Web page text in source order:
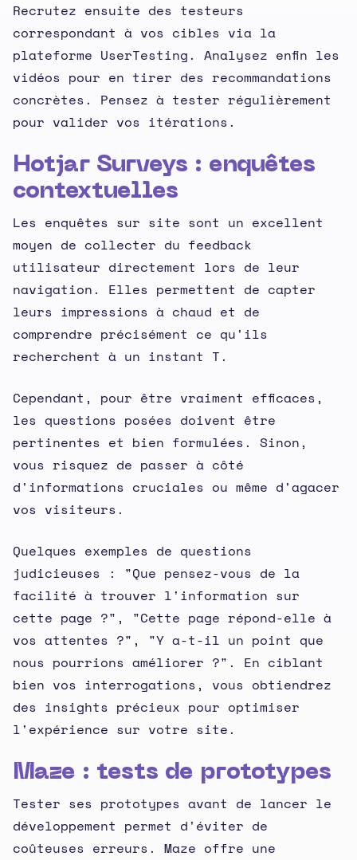
Recrutez ensuite des testeurs
correspondant à vos cibles via la
plateforme UserTesting. Analysez enfin les
vidéos pour en tirer des recommandations
concrètes. Pensez à tester régulièrement
pour valider vos itérations.
Hotjar Surveys : enquêtes
contextuelles
Les enquêtes sur site sont un excellent
moyen de collecter du feedback
utilisateur directement lors de leur
navigation. Elles permettent de capter
leurs impressions à chaud et de
comprendre précisément ce qu'ils
recherchent à un instant T.
Cependant, pour être vraiment efficaces,
les questions posées doivent être
pertinentes et bien formulées. Sinon,
vous risquez de passer à côté
d'informations cruciales ou même d'agacer
vos visiteurs.
Quelques exemples de questions
judicieuses : "Que pensez-vous de la
facilité à trouver l'information sur
cette page ?", "Cette page répond-elle à
vos attentes ?", "Y a-t-il un point que
nous pourrions améliorer ?". En ciblant
bien vos interrogations, vous obtiendrez
des insights précieux pour optimiser
l'expérience sur votre site.
Maze : tests de prototypes
Tester ses prototypes avant de lancer le
développement permet d'éviter de
coûteuses erreurs. Maze offre une